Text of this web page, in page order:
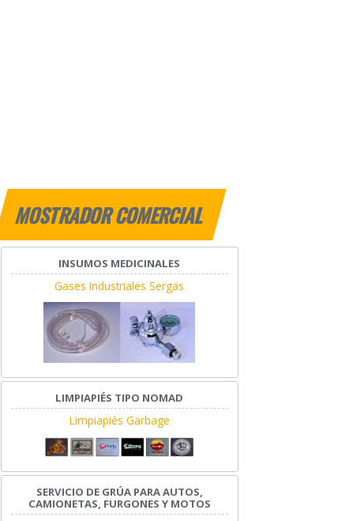
MOSTRADOR COMERCIAL
INSUMOS MEDICINALES
Gases Industriales Sergas
LIMPIAPIÉS TIPO NOMAD
Limpiapiés Garbage
SERVICIO DE GRÚA PARA AUTOS,
CAMIONETAS, FURGONES Y MOTOS